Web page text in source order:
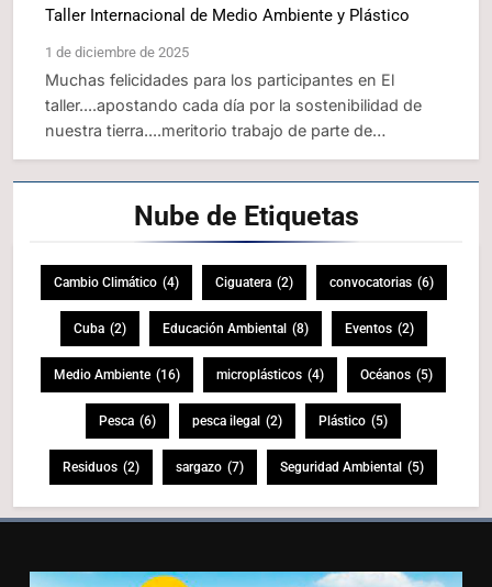
Taller Internacional de Medio Ambiente y Plástico
1 de diciembre de 2025
Muchas felicidades para los participantes en El
taller....apostando cada día por la sostenibilidad de
nuestra tierra....meritorio trabajo de parte de…
Nube de Etiquetas
Cambio Climático (4) Ciguatera (2) convocatorias (6)
Cuba (2) Educación Ambiental (8) Eventos (2)
Medio Ambiente (16) microplásticos (4) Océanos (5)
Pesca (6) pesca ilegal (2) Plástico (5)
Residuos (2) sargazo (7) Seguridad Ambiental (5)